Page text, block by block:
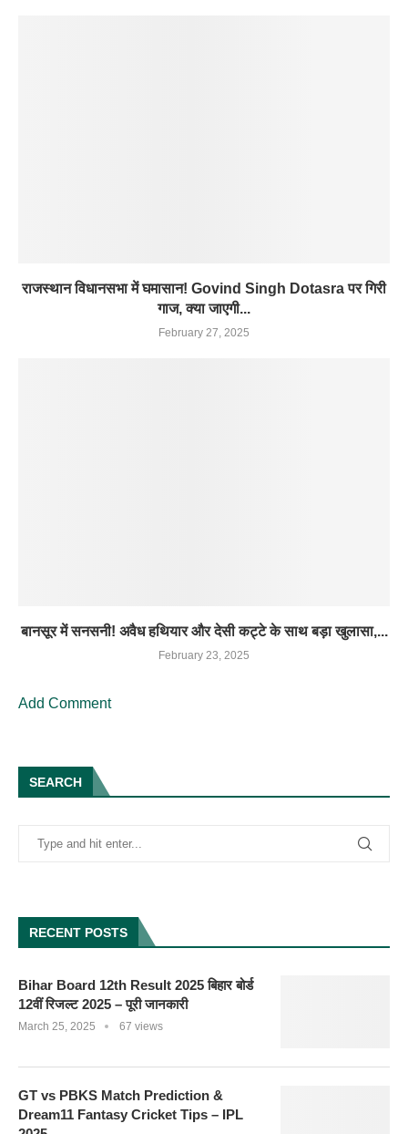
राजस्थान विधानसभा में घमासान! Govind Singh Dotasra पर गिरी
गाज, क्या जाएगी...
February 27, 2025
बानसूर में सनसनी! अवैध हथियार और देसी कट्टे के साथ बड़ा खुलासा,...
February 23, 2025
Add Comment
SEARCH
RECENT POSTS
Bihar Board 12th Result 2025 बिहार बोर्ड
12वीं रिजल्ट 2025 – पूरी जानकारी
March 25, 2025 67 views
GT vs PBKS Match Prediction &
Dream11 Fantasy Cricket Tips – IPL